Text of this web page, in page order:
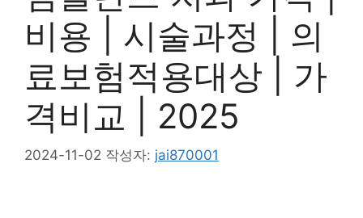
비용 | 시술과정 | 의
료보험적용대상 | 가
격비교 | 2025
2024-11-02 작성자: jai870001